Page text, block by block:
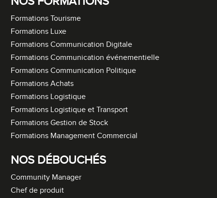
Formations Tourisme
Formations Luxe
Formations Communication Digitale
Formations Communication événementielle
Formations Communication Politique
Formations Achats
Formations Logistique
Formations Logistique et Transport
Formations Gestion de Stock
Formations Management Commercial
NOS DÉBOUCHÉS
Community Manager
Chef de produit